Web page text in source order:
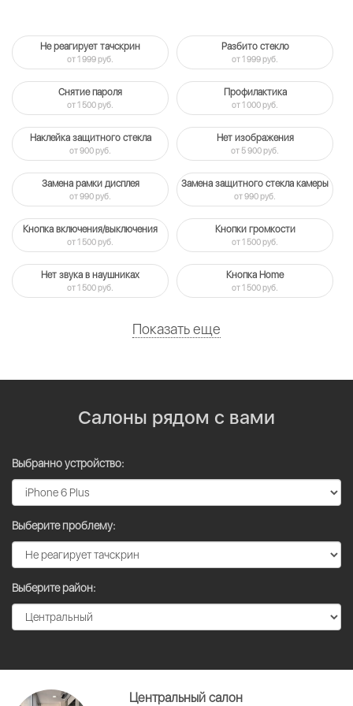
Не реагирует тачскрин
от 1 999 руб.
Разбито стекло
от 1 999 руб.
Снятие пароля
от 1 500 руб.
Профилактика
от 1 000 руб.
Наклейка защитного стекла
от 900 руб.
Нет изображения
от 5 900 руб.
Замена рамки дисплея
от 990 руб.
Замена защитного стекла камеры
от 990 руб.
Кнопка включения/выключения
от 1 500 руб.
Кнопки громкости
от 1 500 руб.
Нет звука в наушниках
от 1 500 руб.
Кнопка Home
от 1 500 руб.
Показать еще
Салоны рядом с вами
Выбранно устройство:
Выберите проблему:
Выберите район:
Центральный салон